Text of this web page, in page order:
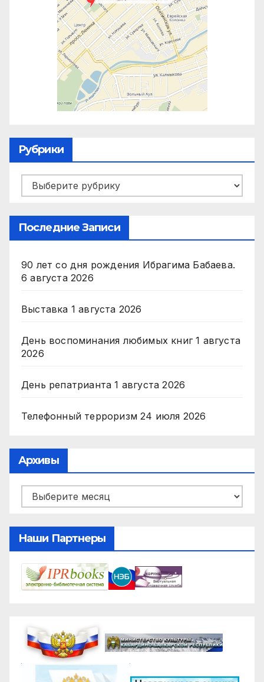
Рубрики
Рубрики
Последние Записи
90 лет со дня рождения Ибрагима Бабаева.
6 августа 2026
Выставка 1 августа 2026
День воспоминания любимых книг 1 августа
2026
День репатрианта 1 августа 2026
Телефонный терроризм 24 июля 2026
Архивы
Архивы
Наши Партнеры